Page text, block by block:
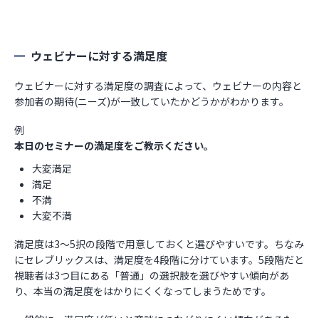
ウェビナーに対する満足度
ウェビナーに対する満足度の調査によって、ウェビナーの内容と
参加者の期待(ニーズ)が一致していたかどうかがわかります。
例
本日のセミナーの満足度をご教示ください。
大変満足
満足
不満
大変不満
満足度は3～5択の段階で用意しておくと選びやすいです。ちなみ
にセレブリックスは、満足度を4段階に分けています。5段階だと
視聴者は3つ目にある「普通」の選択肢を選びやすい傾向があ
り、本当の満足度をはかりにくくなってしまうためです。